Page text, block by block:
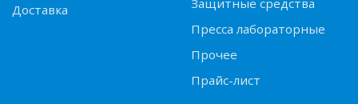
Доставка
Защитные средства
Пресса лабораторные
Прочее
Прайс-лист